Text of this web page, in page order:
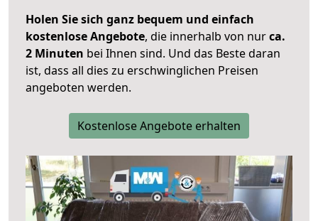
Holen Sie sich ganz bequem und einfach
kostenlose Angebote, die innerhalb von nurca.
2 Minuten bei Ihnen sind. Und das Beste daran
ist, dass all dies zu erschwinglichen Preisen
angeboten werden.
Kostenlose Angebote erhalten